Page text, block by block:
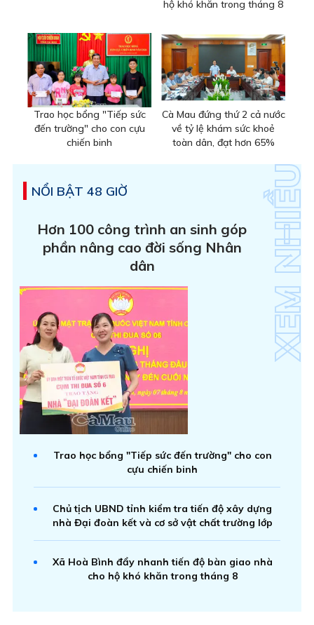
hộ khó khăn trong tháng 8
Trao học bổng "Tiếp sức
đến trường" cho con cựu
chiến binh
Cà Mau đứng thứ 2 cả nước
về tỷ lệ khám sức khoẻ
toàn dân, đạt hơn 65%
NỔI BẬT 48 GIỜ
Hơn 100 công trình an sinh góp
phần nâng cao đời sống Nhân
dân
Trao học bổng "Tiếp sức đến trường" cho con
cựu chiến binh
Chủ tịch UBND tỉnh kiểm tra tiến độ xây dựng
nhà Đại đoàn kết và cơ sở vật chất trường lớp
Xã Hoà Bình đẩy nhanh tiến độ bàn giao nhà
cho hộ khó khăn trong tháng 8